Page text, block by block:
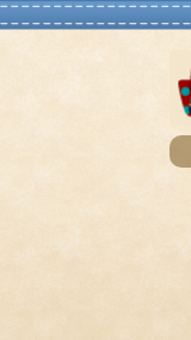
ビ
ー
ン
ン